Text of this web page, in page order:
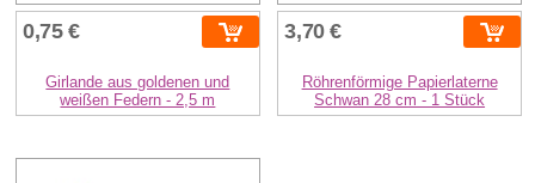
0,75 €
Girlande aus goldenen und
weißen Federn - 2,5 m
3,70 €
Röhrenförmige Papierlaterne
Schwan 28 cm - 1 Stück